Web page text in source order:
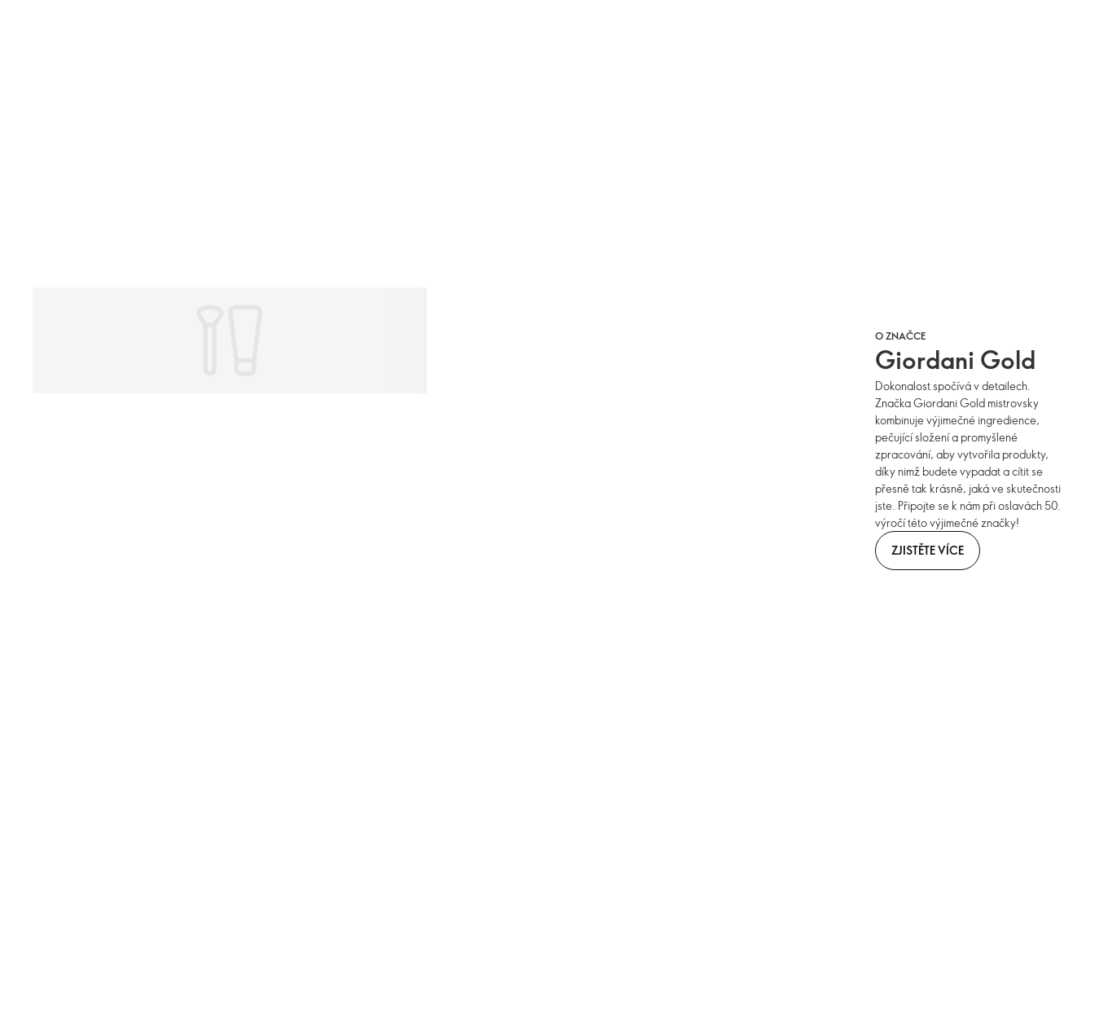
O ZNAČCE
Giordani Gold
Dokonalost spočívá v detailech.
Značka Giordani Gold mistrovsky
kombinuje výjimečné ingredience,
pečující složení a promyšlené
zpracování, aby vytvořila produkty,
díky nimž budete vypadat a cítit se
přesně tak krásně, jaká ve skutečnosti
jste. Připojte se k nám při oslavách 50.
výročí této výjimečné značky!
ZJISTĚTE VÍCE